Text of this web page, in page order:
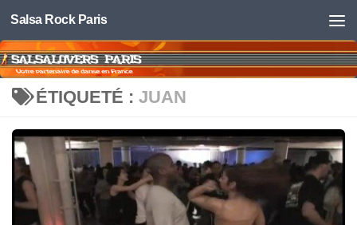
Skip to content
Salsa Rock Paris
ÉTIQUETÉ : JUAN